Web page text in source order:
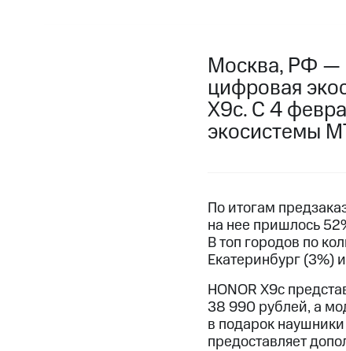
Москва, РФ —
цифровая
X9c. С 4
экосистемы
По итогам
на нее пришлось
В топ городов по
Екатеринбург (3%)
HONOR X9c
38 990 рублей, а
в подарок
предоставляет